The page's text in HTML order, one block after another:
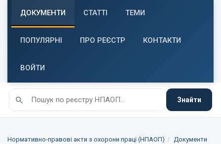
ДОКУМЕНТИ СТАТТІ ТЕМИ
ПОПУЛЯРНІ ПРО РЕЄСТР КОНТАКТИ
ВОЙТИ
Знайти
Нормативно-правові акти з охорони праці (НПАОП)
Документи